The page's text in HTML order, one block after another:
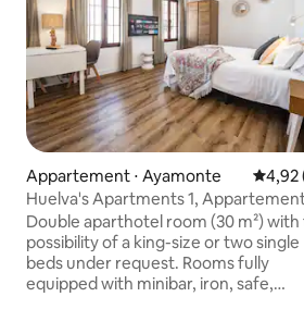
Appartement ⋅ Ayamonte
4,92
Huelva's Apartments 1,
avec lit dou...
Double aparthotel room (30 m²) with
possibility of a king-size or two single
beds under request. Rooms fully
equipped with minibar, iron, safe,